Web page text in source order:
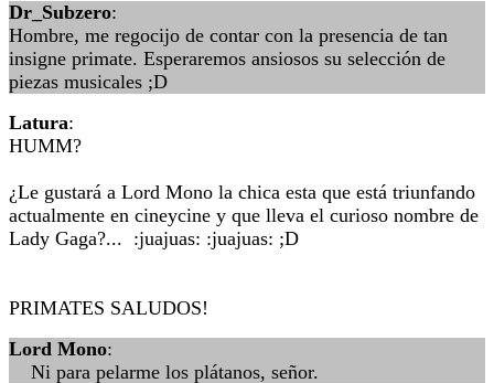
Dr_Subzero:
Hombre, me regocijo de contar con la presencia de tan
insigne primate. Esperaremos ansiosos su selección de
piezas musicales ;D
Latura:
HUMM?
¿Le gustará a Lord Mono la chica esta que está triunfando
actualmente en cineycine y que lleva el curioso nombre de
Lady Gaga?... :juajuas: :juajuas: ;D
PRIMATES SALUDOS!
Lord Mono:
Ni para pelarme los plátanos, señor.